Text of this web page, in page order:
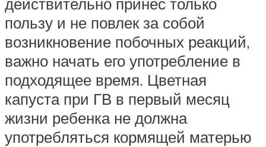
пользу и не повлек за собой
возникновение побочных реакций,
важно начать его употребление в
подходящее время. Цветная
капуста при ГВ в первый месяц
жизни ребенка не должна
употребляться кормящей матерью